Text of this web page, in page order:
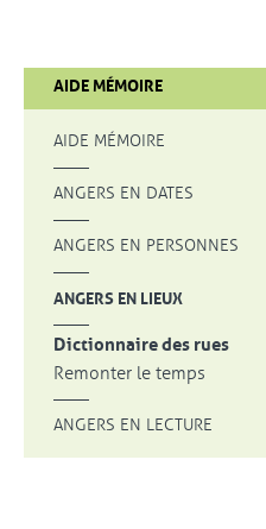
AIDE MÉMOIRE
AIDE MÉMOIRE
ANGERS EN DATES
ANGERS EN PERSONNES
ANGERS EN LIEUX
Dictionnaire des rues
Remonter le temps
ANGERS EN LECTURE